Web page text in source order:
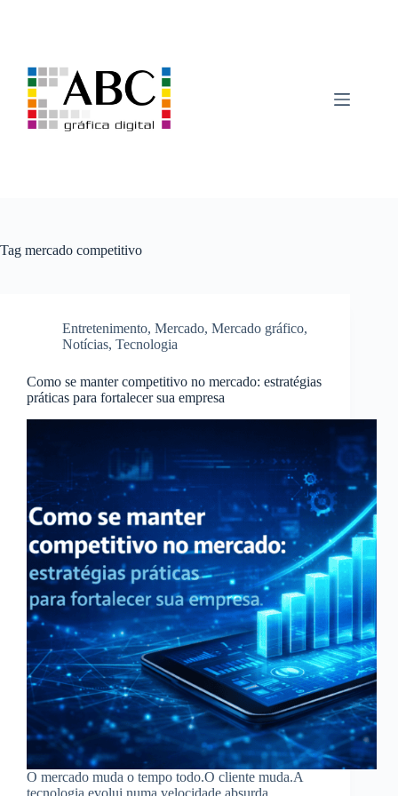
Tag mercado competitivo
Entretenimento, Mercado, Mercado gráfico,
Notícias, Tecnologia
Como se manter competitivo no mercado: estratégias
práticas para fortalecer sua empresa
O mercado muda o tempo todo.O cliente muda.A
tecnologia evolui numa velocidade absurda.